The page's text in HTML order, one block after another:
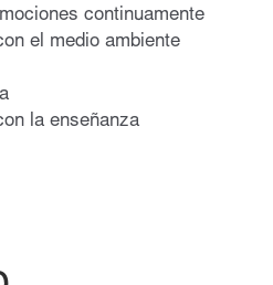
continuamente
el medio ambiente
la enseñanza